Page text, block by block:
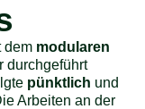
dem modularen
durchgeführt
pünktlich und
Arbeiten an der